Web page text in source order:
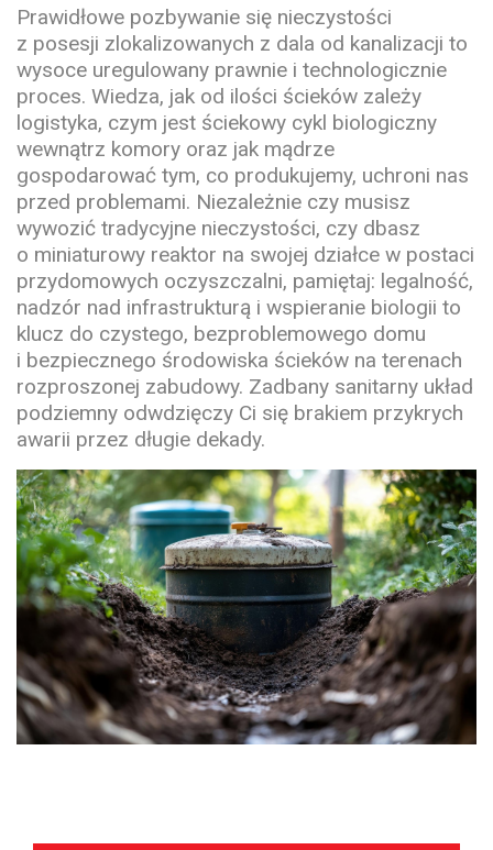
Prawidłowe pozbywanie się nieczystości
z posesji zlokalizowanych z dala od kanalizacji to
wysoce uregulowany prawnie i technologicznie
proces. Wiedza, jak od ilości ścieków zależy
logistyka, czym jest ściekowy cykl biologiczny
wewnątrz komory oraz jak mądrze
gospodarować tym, co produkujemy, uchroni nas
przed problemami. Niezależnie czy musisz
wywozić tradycyjne nieczystości, czy dbasz
o miniaturowy reaktor na swojej działce w postaci
przydomowych oczyszczalni, pamiętaj: legalność,
nadzór nad infrastrukturą i wspieranie biologii to
klucz do czystego, bezproblemowego domu
i bezpiecznego środowiska ścieków na terenach
rozproszonej zabudowy. Zadbany sanitarny układ
podziemny odwdzięczy Ci się brakiem przykrych
awarii przez długie dekady.